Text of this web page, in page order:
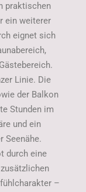
praktischen
ein weiterer
eignet sich
Linie. Die
der Balkon
Stunden im
und ein
Seenähe.
durch eine
–